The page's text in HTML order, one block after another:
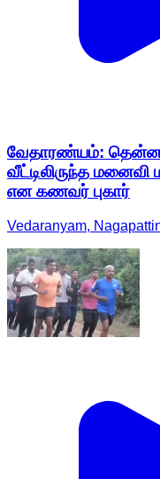
வேதாரண்யம்:
வீட்டிலிருந்த
என கணவர் புகார்
Vedaranyam,